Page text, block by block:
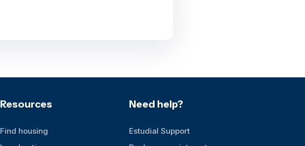
Resources
Find housing
Need help?
Estudial Support